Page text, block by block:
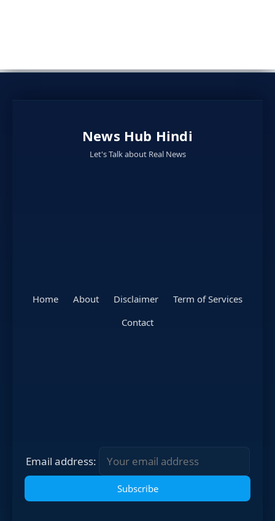
News Hub Hindi
Let's Talk about Real News
Home About Disclaimer
Term of Services
Contact
Email address: